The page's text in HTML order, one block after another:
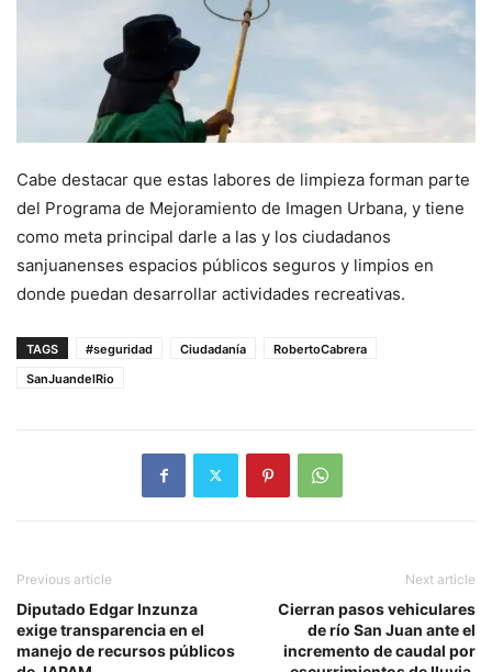
Cabe destacar que estas labores de limpieza forman parte
del Programa de Mejoramiento de Imagen Urbana, y tiene
como meta principal darle a las y los ciudadanos
sanjuanenses espacios públicos seguros y limpios en
donde puedan desarrollar actividades recreativas.
TAGS #seguridad Ciudadanía
RobertoCabrera
SanJuandelRio
Previous article
Diputado Edgar Inzunza
exige transparencia en el
manejo de recursos públicos
Next article
Cierran pasos vehiculares
de río San Juan ante el
incremento de caudal por